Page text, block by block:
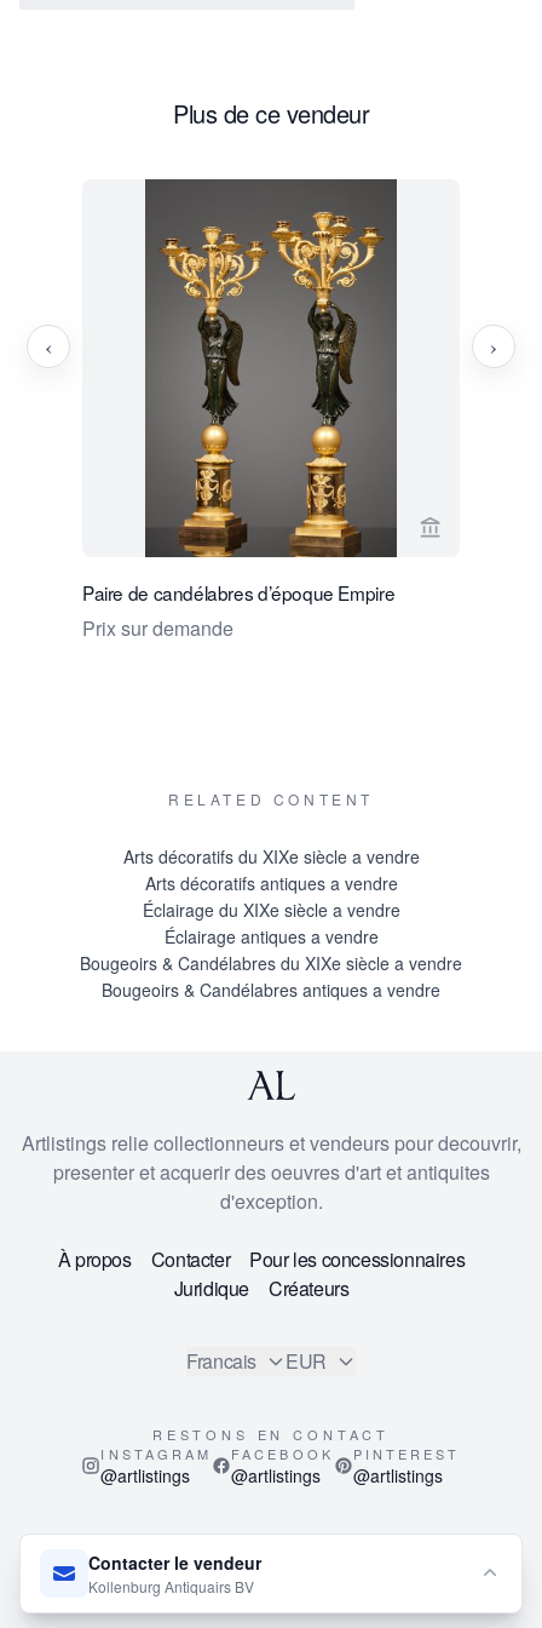
Contacter le vendeur
Kollenburg Antiquairs BV
et s’est reflétée dans l'art, l'architecture, la mode, les arts
La présente paire de chandeliers est un merveilleux
exemple de la manière dont les caractéristiques
stylistiques égyptiennes ont été intégrées de manière
élégante et ont pu être appliquées au style Empire. La
base, avec ses masques égyptiens et ses montants
rigides, est couronnée par une moitié supérieure
beaucoup plus aérée avec de jolis chérubins, ce qui fait
de cette paire de candélabres une pièce élégante.
Plus de ce vendeur
Voir la page
Paire de candélabres d’époque Empire
Prix sur demande
‹ ›
RELATED CONTENT
Arts décoratifs du XIXe siècle a vendre
Arts décoratifs antiques a vendre
Éclairage du XIXe siècle a vendre
Éclairage antiques a vendre
Bougeoirs & Candélabres du XIXe siècle a vendre
Bougeoirs & Candélabres antiques a vendre
Artlistings relie collectionneurs et vendeurs pour decouvrir,
presenter et acquerir des oeuvres d'art et antiquites
d'exception.
À propos Contacter
Pour les concessionnaires
Juridique
Créateurs
Francais EUR
RESTONS EN CONTACT
INSTAGRAM
@artlistings
FACEBOOK
@artlistings
PINTEREST
@artlistings
© 2026ArtListings™. All Rights Reserved.
This site is protected by reCAPTCHA and the Google
Privacy
PolicyandTerms of Service